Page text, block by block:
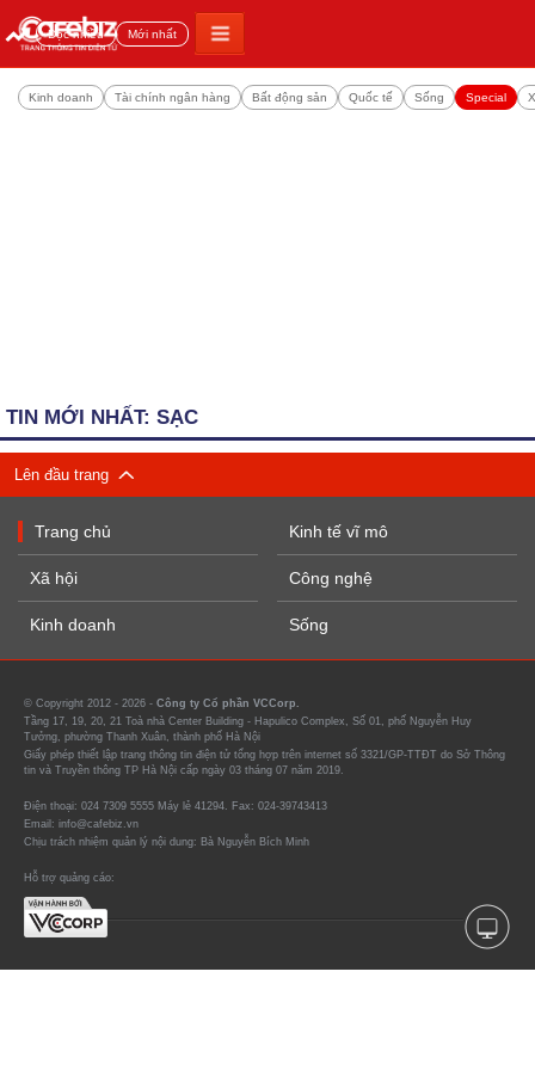
Đọc nhiều Mới nhất
Kinh doanh Tài chính ngân hàng Bất động sản Quốc tế Sống Special
TIN MỚI NHẤT: SẠC
Lên đầu trang
Trang chủ
Xã hội
Kinh doanh
Kinh tế vĩ mô
Công nghệ
Sống
© Copyright 2012 - 2026 - Công ty Cổ phần VCCorp.
Tầng 17, 19, 20, 21 Toà nhà Center Building - Hapulico Complex, Số 01, phố Nguyễn Huy
Tưởng, phường Thanh Xuân, thành phố Hà Nội
Giấy phép thiết lập trang thông tin điện tử tổng hợp trên internet số 3321/GP-TTĐT do Sở Thông
tin và Truyền thông TP Hà Nội cấp ngày 03 tháng 07 năm 2019.
Điện thoại: 024 7309 5555 Máy lẻ 41294. Fax: 024-39743413
Email: info@cafebiz.vn
Chịu trách nhiệm quản lý nội dung: Bà Nguyễn Bích Minh
Hỗ trợ quảng cáo: